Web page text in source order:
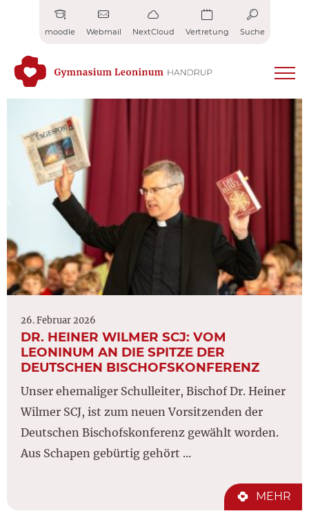
moodle Webmail NextCloud Vertretung Suche
26. Februar 2026
DR. HEINER WILMER SCJ: VOM
LEONINUM AN DIE SPITZE DER
DEUTSCHEN BISCHOFSKONFERENZ
Unser ehemaliger Schulleiter, Bischof Dr. Heiner
Wilmer SCJ, ist zum neuen Vorsitzenden der
Deutschen Bischofskonferenz gewählt worden.
Aus Schapen gebürtig gehört ...
MEHR